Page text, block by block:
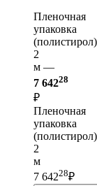
Пленочная
упаковка
(полистирол)
2
м —
7 64228
₽
Пленочная
упаковка
(полистирол)
2
м
7 64228₽